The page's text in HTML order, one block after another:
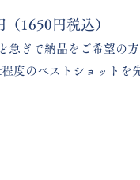
（1650円税込）
急ぎで納品をご希望の
度のベストショットを